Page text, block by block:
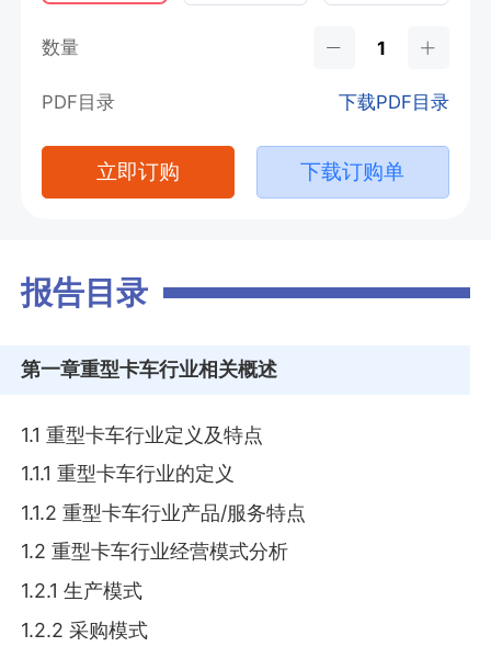
数量
PDF目录 下载PDF目录
立即订购 下载订购单
报告目录
第一章重型卡车行业相关概述
1.1 重型卡车行业定义及特点
1.1.1 重型卡车行业的定义
1.1.2 重型卡车行业产品/服务特点
1.2 重型卡车行业经营模式分析
1.2.1 生产模式
1.2.2 采购模式